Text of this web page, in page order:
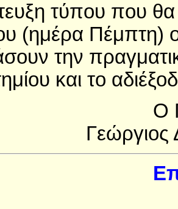
τύπου που
(ημέρα Πέμπτη)
την
και το
O